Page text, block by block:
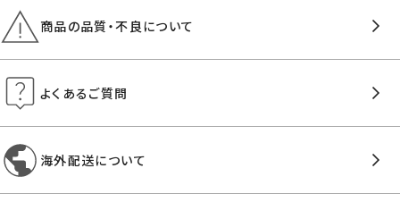
商品の品質・不良について
よくあるご質問
海外配送について